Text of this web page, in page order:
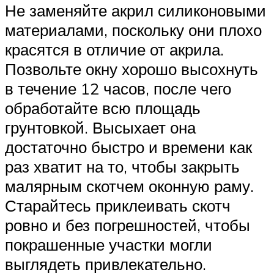
Не заменяйте акрил силиконовыми
материалами, поскольку они плохо
красятся в отличие от акрила.
Позвольте окну хорошо высохнуть
в течение 12 часов, после чего
обработайте всю площадь
грунтовкой. Высыхает она
достаточно быстро и времени как
раз хватит на то, чтобы закрыть
малярным скотчем оконную раму.
Старайтесь приклеивать скотч
ровно и без погрешностей, чтобы
покрашенные участки могли
выглядеть привлекательно.